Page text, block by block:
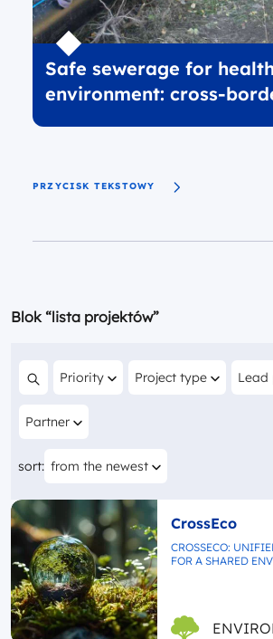
Safe sewerage for
environment: cross-
PRZYCISK TEKSTOWY
Blok “lista projektów”
Filter by
Priority Filter by
Project type Filter
Lead
Filter by
Partner
sort: You are currently sorting by
from the newest
CrossEco
CROSSECO:
FOR A SHARED